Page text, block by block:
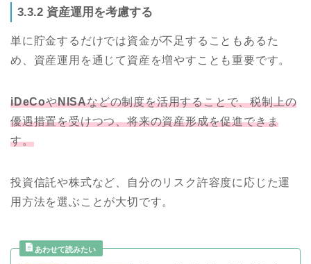
3.3.2 資産運用を考慮する
単に貯金するだけでは資金が不足することもあるた
め、資産運用を通じて資産を増やすことも重要です。
iDeCoやNISAなどの制度を活用することで、税制上の
優遇措置を受けつつ、将来の資産形成を促進できま
す。
投資信託や株式など、自分のリスク許容度に応じた運
用方法を選ぶことが大切です。